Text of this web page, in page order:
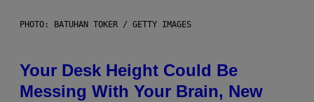
PHOTO: BATUHAN TOKER / GETTY IMAGES
Your Desk Height Could Be
Messing With Your Brain, New